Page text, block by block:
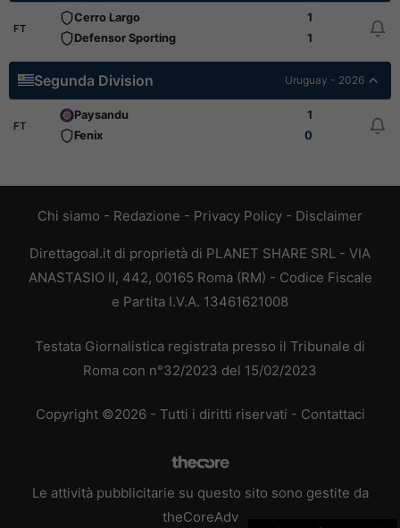
FT
Cerro Largo
1
Defensor Sporting
1
Segunda Division Uruguay - 2026
FT
Paysandu
1
Fenix
0
Chi siamo - Redazione - Privacy Policy - Disclaimer
Direttagoal.it di proprietà di PLANET SHARE SRL - VIA
ANASTASIO II, 442, 00165 Roma (RM) - Codice Fiscale
e Partita I.V.A. 13461621008
Testata Giornalistica registrata presso il Tribunale di
Roma con n°32/2023 del 15/02/2023
Copyright ©2026 - Tutti i diritti riservati - Contattaci
Le attività pubblicitarie su questo sito sono gestite da
theCoreAdv